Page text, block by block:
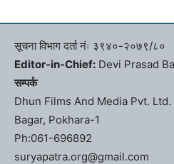
सूचना विभाग दर्ता नंः ३९४०-२०७९/८०
Editor-in-Chief: Devi Prasad
सम्पर्क
Dhun Films And Media Pvt. Ltd.
Bagar, Pokhara-1
Ph:061-696892
suryapatra.org@gmail.com